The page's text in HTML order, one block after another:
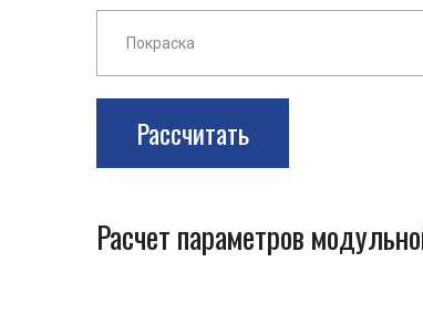
Рассчитать
Расчет параметров